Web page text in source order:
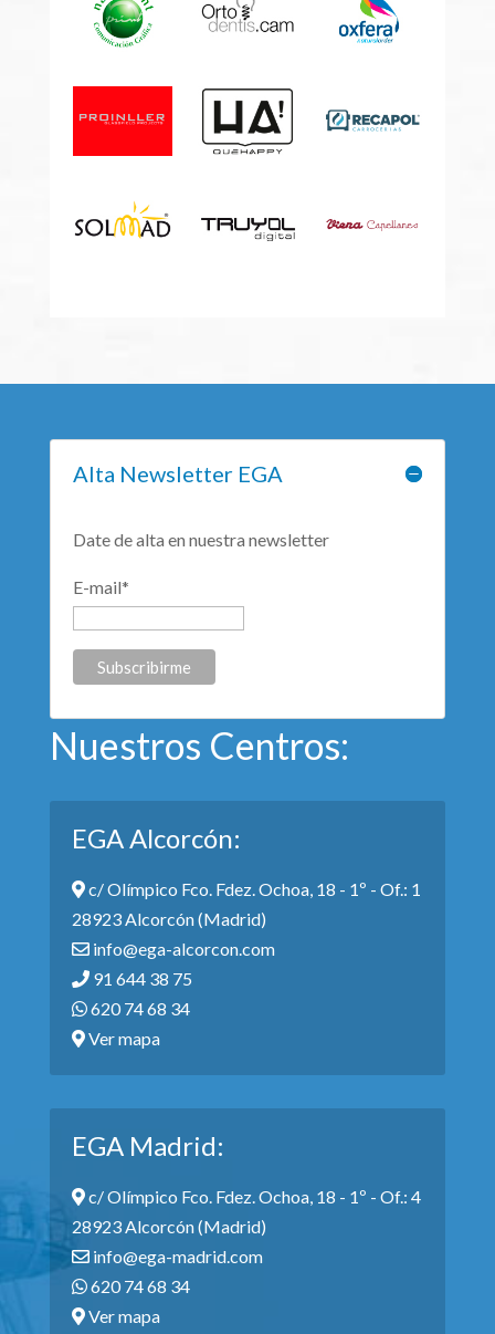
Alta Newsletter EGA
Date de alta en nuestra newsletter
E-mail*
Nuestros Centros:
EGA Alcorcón:
c/ Olímpico Fco. Fdez. Ochoa, 18 - 1º - Of.: 1
28923 Alcorcón (Madrid)
info@ega-alcorcon.com
91 644 38 75
620 74 68 34
Ver mapa
EGA Madrid:
c/ Olímpico Fco. Fdez. Ochoa, 18 - 1º - Of.: 4
28923 Alcorcón (Madrid)
info@ega-madrid.com
620 74 68 34
Ver mapa